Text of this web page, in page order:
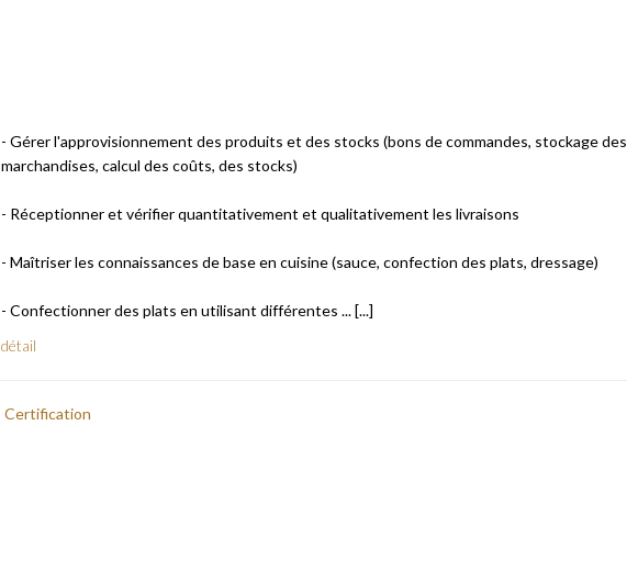
- Gérer l'approvisionnement des produits et des stocks (bons de commandes, stockage des
marchandises, calcul des coûts, des stocks)
- Réceptionner et vérifier quantitativement et qualitativement les livraisons
- Maîtriser les connaissances de base en cuisine (sauce, confection des plats, dressage)
- Confectionner des plats en utilisant différentes ... [...]
détail
Certification